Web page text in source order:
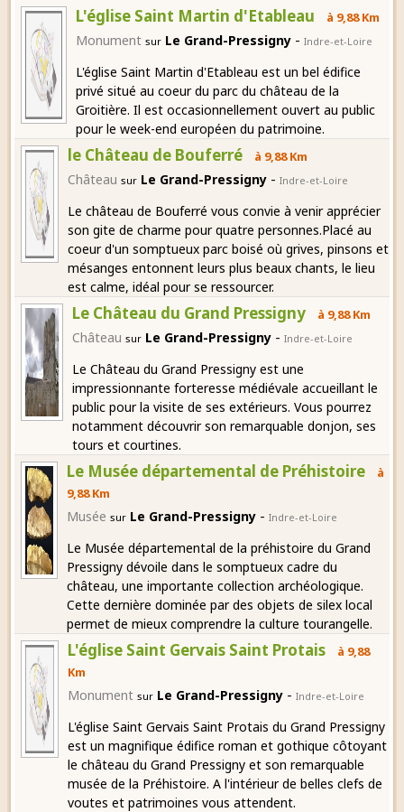
L'église Saint Martin d'Etableau à 9,88 Km
Monument sur Le Grand-Pressigny -Indre-et-Loire
L'église Saint Martin d'Etableau est un bel édifice
privé situé au coeur du parc du château de la
Groitière. Il est occasionnellement ouvert au public
pour le week-end européen du patrimoine.
le Château de Bouferré à 9,88 Km
Château sur Le Grand-Pressigny -Indre-et-Loire
Le château de Bouferré vous convie à venir apprécier
son gite de charme pour quatre personnes.Placé au
coeur d'un somptueux parc boisé où grives, pinsons et
mésanges entonnent leurs plus beaux chants, le lieu
est calme, idéal pour se ressourcer.
Le Château du Grand Pressigny à 9,88 Km
Château sur Le Grand-Pressigny - Indre-et-Loire
Le Château du Grand Pressigny est une
impressionnante forteresse médiévale accueillant le
public pour la visite de ses extérieurs. Vous pourrez
notamment découvrir son remarquable donjon, ses
tours et courtines.
Le Musée départemental de Préhistoire
à
9,88 Km
Musée sur Le Grand-Pressigny -Indre-et-Loire
Le Musée départemental de la préhistoire du Grand
Pressigny dévoile dans le somptueux cadre du
château, une importante collection archéologique.
Cette dernière dominée par des objets de silex local
permet de mieux comprendre la culture tourangelle.
L'église Saint Gervais Saint Protais
à 9,88
Km
Monument sur Le Grand-Pressigny - Indre-et-Loire
L'église Saint Gervais Saint Protais du Grand Pressigny
est un magnifique édifice roman et gothique côtoyant
le château du Grand Pressigny et son remarquable
musée de la Préhistoire. A l'intérieur de belles clefs de
voutes et patrimoines vous attendent.